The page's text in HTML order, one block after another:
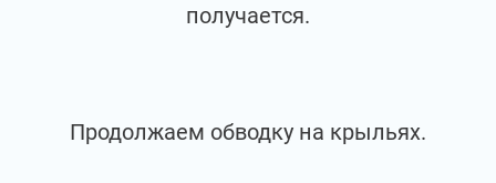
получается.
Продолжаем обводку на крыльях.